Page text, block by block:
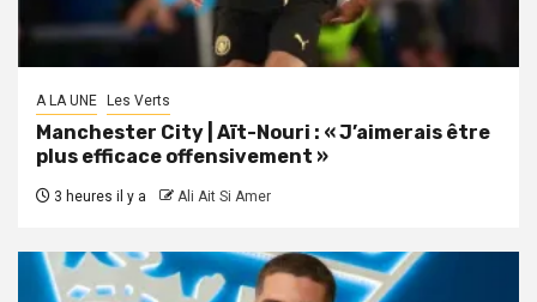
A LA UNE Les Verts
Manchester City | Aït-Nouri : « J’aimerais être
plus efficace offensivement »
3 heures il y a Ali Ait Si Amer